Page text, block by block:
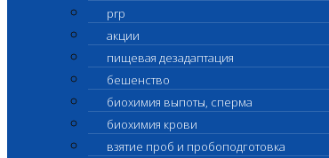
prp
акции
пищевая дезадаптация
бешенство
биохимия выпоты, сперма
биохимия крови
взятие проб и пробоподготовка